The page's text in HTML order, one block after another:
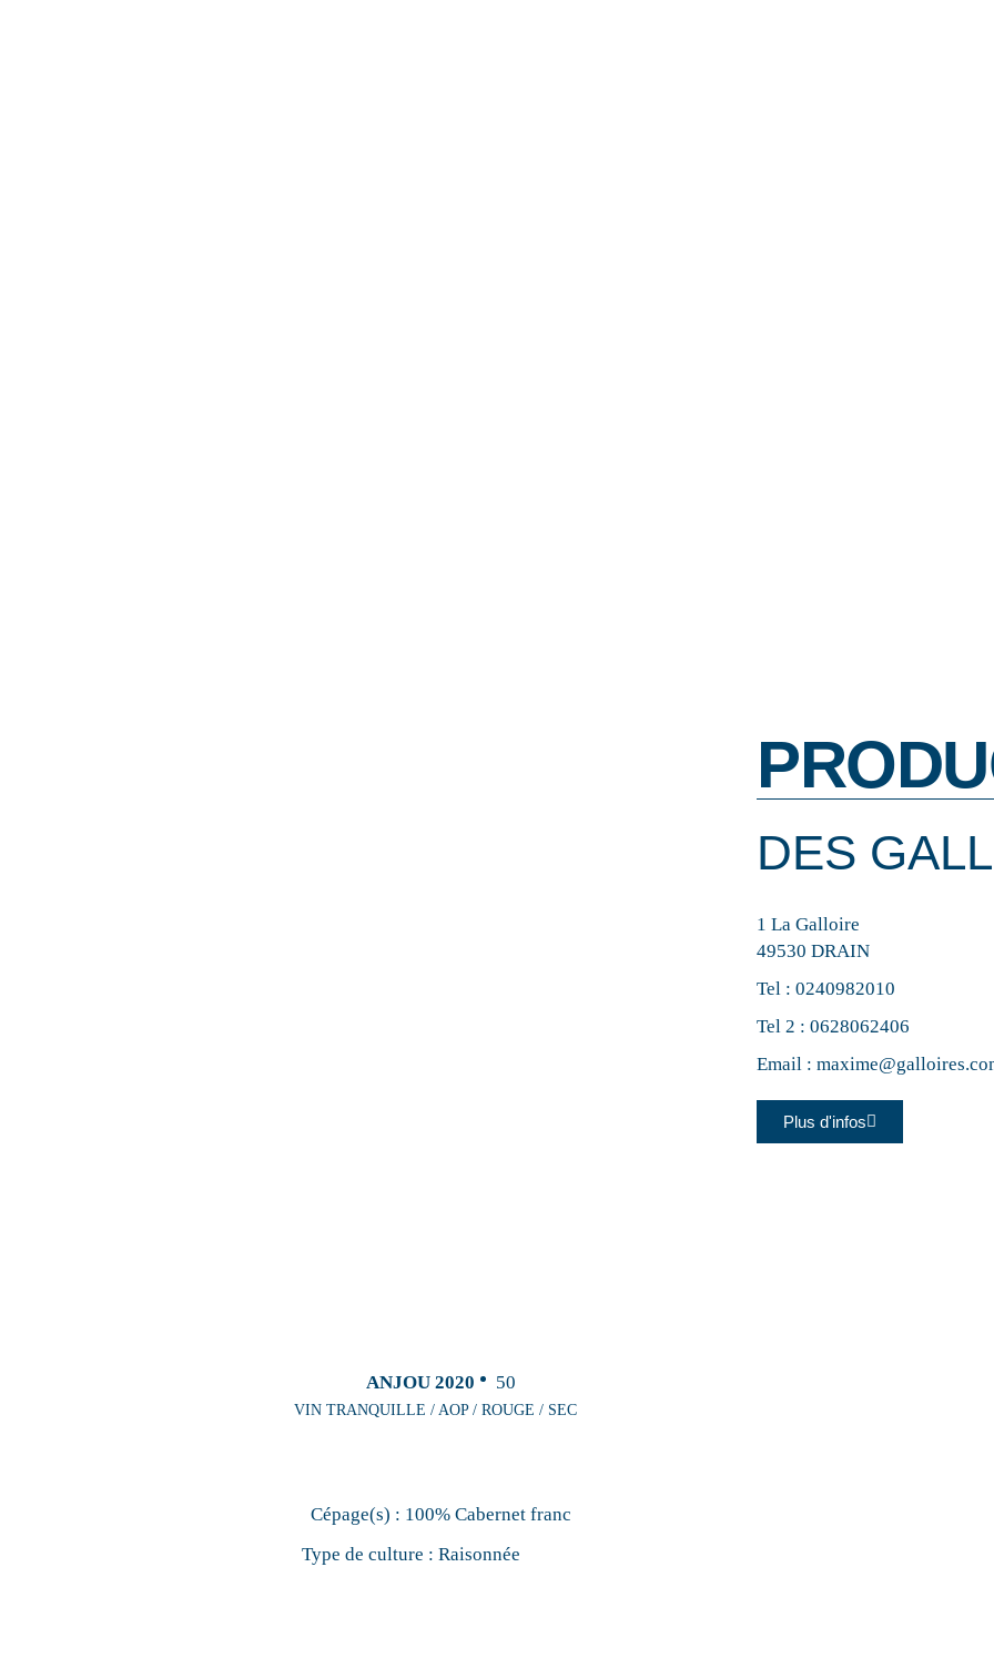
ANJOU 2020 50
VIN TRANQUILLE / AOP / ROUGE / SEC
Cépage(s) : 100% Cabernet franc
Type de culture : Raisonnée
DES
1 La Galloire
49530 DRAIN
Tel : 0240982010
Tel 2 : 0628062406
Email :
Plus d'infos